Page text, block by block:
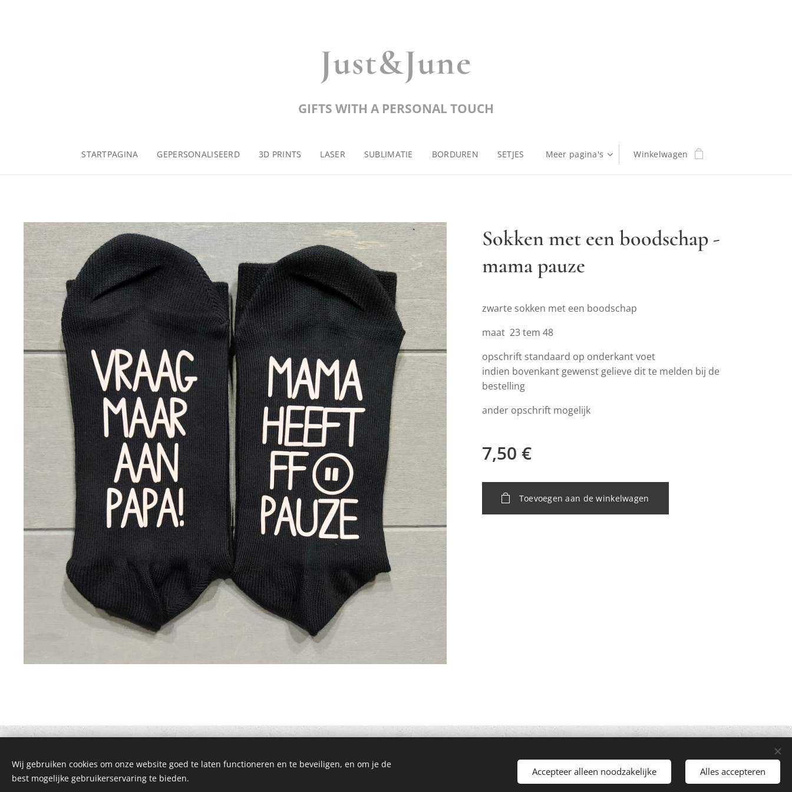
Just&June
GIFTS WITH A PERSONAL TOUCH
STARTPAGINA GEPERSONALISEERD 3D PRINTS LASER SUBLIMATIE BORDUREN SETJES Meer pagina's Winkelwagen
Sokken met een boodschap -
mama pauze
zwarte sokken met een boodschap
maat 23 tem 48
opschrift standaard op onderkant voet
indien bovenkant gewenst gelieve dit te melden bij de
bestelling
ander opschrift mogelijk
7,50 €
Toevoegen aan de winkelwagen
© 2021 Alle rechten voorbehouden Mogelijk gemaakt door Webnode
Wij gebruiken cookies om onze website goed te laten functioneren en te beveiligen, en om je de
best mogelijke gebruikerservaring te bieden.
Accepteer alleen noodzakelijke Alles accepteren